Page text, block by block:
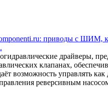
приводы с ШИМ,
драйверы,
клапанах,
возможность управлять
реверсивным